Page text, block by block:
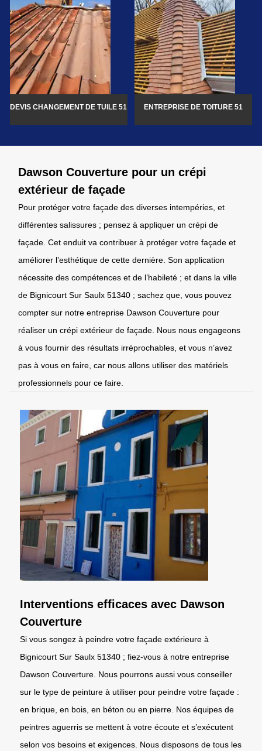
DEVIS CHANGEMENT DE TUILE 51 ENTREPRISE DE TOITURE 51
Dawson Couverture pour un crépi
extérieur de façade
Pour protéger votre façade des diverses intempéries, et
différentes salissures ; pensez à appliquer un crépi de
façade. Cet enduit va contribuer à protéger votre façade et
améliorer l’esthétique de cette dernière. Son application
nécessite des compétences et de l’habileté ; et dans la ville
de Bignicourt Sur Saulx 51340 ; sachez que, vous pouvez
compter sur notre entreprise Dawson Couverture pour
réaliser un crépi extérieur de façade. Nous nous engageons
à vous fournir des résultats irréprochables, et vous n’avez
pas à vous en faire, car nous allons utiliser des matériels
professionnels pour ce faire.
Interventions efficaces avec Dawson
Couverture
Si vous songez à peindre votre façade extérieure à
Bignicourt Sur Saulx 51340 ; fiez-vous à notre entreprise
Dawson Couverture. Nous pourrons aussi vous conseiller
sur le type de peinture à utiliser pour peindre votre façade :
en brique, en bois, en béton ou en pierre. Nos équipes de
peintres aguerris se mettent à votre écoute et s’exécutent
selon vos besoins et exigences. Nous disposons de tous les